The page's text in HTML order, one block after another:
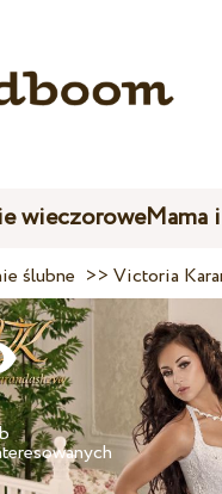
wieczoroweMama
ślubne >>Victoria